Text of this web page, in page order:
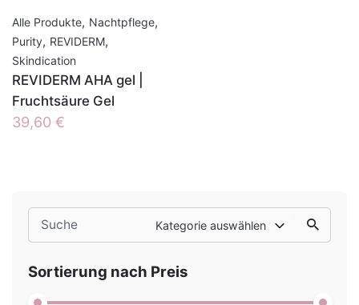
Search
for
Kategorie auswählen
Sortierung nach Preis
Alle Produkte, Nachtpflege,
Purity, REVIDERM,
Skindication
REVIDERM AHA gel |
Fruchtsäure Gel
39,60 €